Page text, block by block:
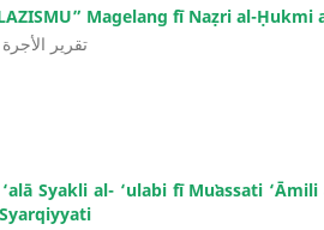
Magelang fī Naẓri al-Ḥukmi
تقرير
Syakli al- ‘ulabi fī Muʽassati